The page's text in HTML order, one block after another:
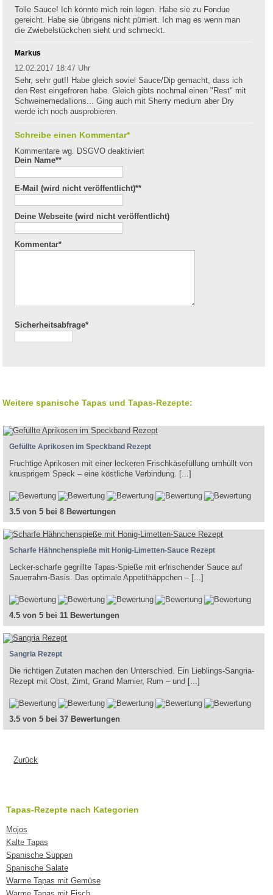
Tolle Sauce! Ich könnte mich rein legen. Habe sie zu Fondue
gereicht. Habe sie übrigens nicht pürriert. Ich mag es wenn man
die Zwiebelstückchen sieht und schmeckt.
Markus
12.02.2017 18:47 Uhr
Sehr, sehr gut!! Habe gleich soviel Sauce/Dip gemacht, dass ich
den Rest eingefroren habe. Gleich gibts nochmal einen "Rest" mit
Schweinemedallions... Ging auch mit Sherry medium aber Dry
werde ich noch ausprobieren.
Schreibe einen Kommentar*
Kommentare wg. DSGVO deaktiviert
Dein Name**
E-Mail (wird nicht veröffentlicht)**
Deine Webseite (wird nicht veröffentlicht)
Kommentar*
Sicherheitsabfrage*
Weitere spanische Tapas und Tapas-Rezepte:
Gefüllte Aprikosen im Speckband Rezept
Fruchtige Aprikosen mit einer leckeren Frischkäsefüllung umhüllt von
knusprigem Speck – eine köstliche Verbindung. [...]
3.5 von 5 bei 8 Bewertungen
Scharfe Hähnchenspieße mit Honig-Limetten-Sauce Rezept
Lecker-scharfe gegrillte Tapas-Spieße mit erfrischender Sauce auf
Sauerrahm-Basis. Das optimale Appetithäppchen – [...]
4.5 von 5 bei 11 Bewertungen
Sangria Rezept
Die richtigen Zutaten machen den Unterschied. Ein Lieblings-Sangria-
Rezept mit Obst, Zimt, Grand Marnier, Rum – und [...]
3.5 von 5 bei 37 Bewertungen
Zurück
Tapas-Rezepte nach Kategorien
Mojos
Kalte Tapas
Spanische Suppen
Spanische Salate
Warme Tapas mit Gemüse